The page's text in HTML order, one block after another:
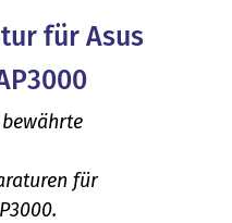
für Asus
für